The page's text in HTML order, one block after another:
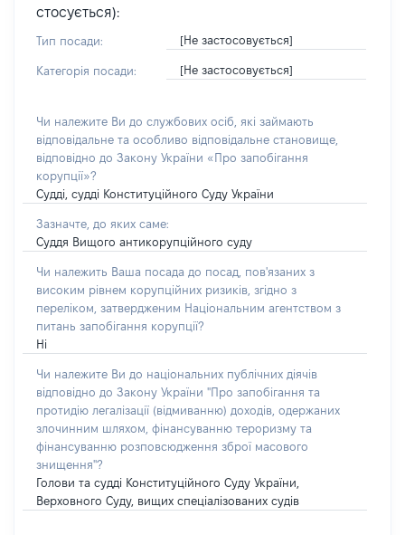
стосується):
Тип посади: [Не застосовується]
Категорія посади: [Не застосовується]
Чи належите Ви до службових осіб, які займають
відповідальне та особливо відповідальне становище,
відповідно до Закону України «Про запобігання
корупції»?
Судді, судді Конституційного Суду України
Зазначте, до яких саме:
Суддя Вищого антикорупційного суду
Чи належить Ваша посада до посад, пов'язаних з
високим рівнем корупційних ризиків, згідно з
переліком, затвердженим Національним агентством з
питань запобігання корупції?
Ні
Чи належите Ви до національних публічних діячів
відповідно до Закону України "Про запобігання та
протидію легалізації (відмиванню) доходів, одержаних
злочинним шляхом, фінансуванню тероризму та
фінансуванню розповсюдження зброї масового
знищення"?
Голови та судді Конституційного Суду України,
Верховного Суду, вищих спеціалізованих судів